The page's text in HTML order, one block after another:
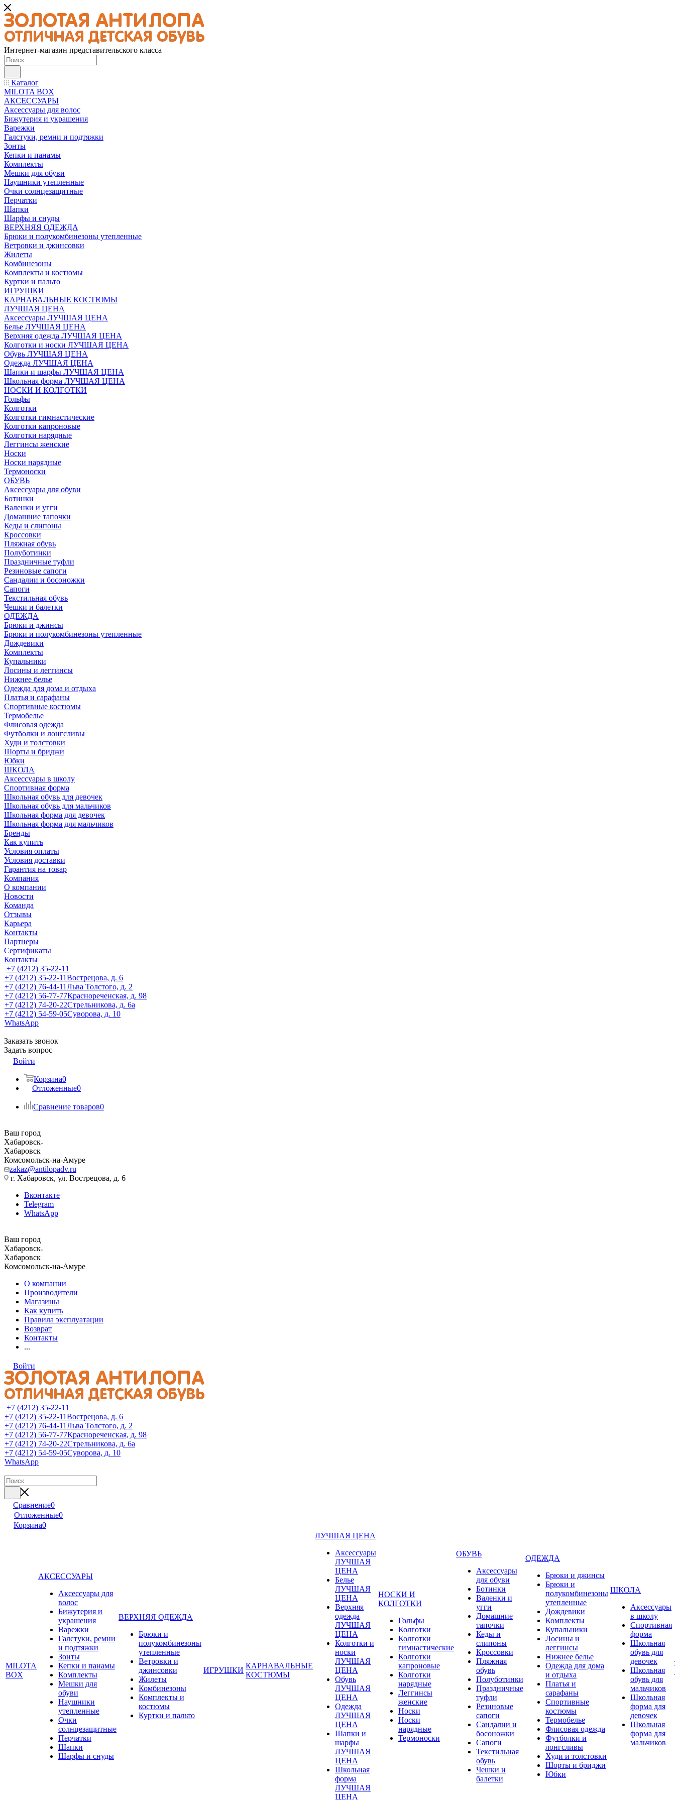
Интернет-магазин представительского класса
Каталог
MILOTA BOX
АКСЕССУАРЫ
Аксессуары для волос
Бижутерия и украшения
Варежки
Галстуки, ремни и подтяжки
Зонты
Кепки и панамы
Комплекты
Мешки для обуви
Наушники утепленные
Очки солнцезащитные
Перчатки
Шапки
Шарфы и снуды
ВЕРХНЯЯ ОДЕЖДА
Брюки и полукомбинезоны утепленные
Ветровки и джинсовки
Жилеты
Комбинезоны
Комплекты и костюмы
Куртки и пальто
ИГРУШКИ
КАРНАВАЛЬНЫЕ КОСТЮМЫ
ЛУЧШАЯ ЦЕНА
Аксессуары ЛУЧШАЯ ЦЕНА
Белье ЛУЧШАЯ ЦЕНА
Верхняя одежда ЛУЧШАЯ ЦЕНА
Колготки и носки ЛУЧШАЯ ЦЕНА
Обувь ЛУЧШАЯ ЦЕНА
Одежда ЛУЧШАЯ ЦЕНА
Шапки и шарфы ЛУЧШАЯ ЦЕНА
Школьная форма ЛУЧШАЯ ЦЕНА
НОСКИ И КОЛГОТКИ
Гольфы
Колготки
Колготки гимнастические
Колготки капроновые
Колготки нарядные
Леггинсы женские
Носки
Носки нарядные
Термоноски
ОБУВЬ
Аксессуары для обуви
Ботинки
Валенки и угги
Домашние тапочки
Кеды и слипоны
Кроссовки
Пляжная обувь
Полуботинки
Праздничные туфли
Резиновые сапоги
Сандалии и босоножки
Сапоги
Текстильная обувь
Чешки и балетки
ОДЕЖДА
Брюки и джинсы
Брюки и полукомбинезоны утепленные
Дождевики
Комплекты
Купальники
Лосины и леггинсы
Нижнее белье
Одежда для дома и отдыха
Платья и сарафаны
Спортивные костюмы
Термобелье
Флисовая одежда
Футболки и лонгсливы
Худи и толстовки
Шорты и бриджи
Юбки
ШКОЛА
Аксессуары в школу
Спортивная форма
Школьная обувь для девочек
Школьная обувь для мальчиков
Школьная форма для девочек
Школьная форма для мальчиков
Бренды
Как купить
Условия оплаты
Условия доставки
Гарантия на товар
Компания
О компании
Новости
Команда
Отзывы
Карьера
Контакты
Партнеры
Сертификаты
Контакты
+7 (4212) 35-22-11
+7 (4212) 35-22-11Вострецова, д. 6
+7 (4212) 76-44-11Льва Толстого, д. 2
+7 (4212) 56-77-77Краснореченская, д. 98
+7 (4212) 74-20-22Стрельникова, д. 6а
+7 (4212) 54-59-05Суворова, д. 10
WhatsApp
Заказать звонок
Задать вопрос
Войти
Корзина0
Отложенные0
Сравнение товаров0
Ваш город
Хабаровск
Хабаровск
Комсомольск-на-Амуре
zakaz@antilopadv.ru
г. Хабаровск, ул. Вострецова, д. 6
Вконтакте
Telegram
WhatsApp
Ваш город
Хабаровск
Хабаровск
Комсомольск-на-Амуре
О компании
Производители
Магазины
Как купить
Правила эксплуатации
Возврат
Контакты
...
Войти
+7 (4212) 35-22-11
+7 (4212) 35-22-11Вострецова, д. 6
+7 (4212) 76-44-11Льва Толстого, д. 2
+7 (4212) 56-77-77Краснореченская, д. 98
+7 (4212) 74-20-22Стрельникова, д. 6а
+7 (4212) 54-59-05Суворова, д. 10
WhatsApp
Сравнение0
Отложенные0
Корзина0
MILOTA
BOX
АКСЕССУАРЫ
Аксессуары для
волос
Бижутерия и
украшения
Варежки
Галстуки, ремни
и подтяжки
Зонты
Кепки и панамы
Комплекты
Мешки для
обуви
Наушники
утепленные
Очки
солнцезащитные
Перчатки
Шапки
Шарфы и снуды
ВЕРХНЯЯ ОДЕЖДА
Брюки и
полукомбинезоны
утепленные
Ветровки и
джинсовки
Жилеты
Комбинезоны
Комплекты и
костюмы
Куртки и пальто
ИГРУШКИ
КАРНАВАЛЬНЫЕ
КОСТЮМЫ
ЛУЧШАЯ ЦЕНА
Аксессуары
ЛУЧШАЯ
ЦЕНА
Белье
ЛУЧШАЯ
ЦЕНА
Верхняя
одежда
ЛУЧШАЯ
ЦЕНА
Колготки и
носки
ЛУЧШАЯ
ЦЕНА
Обувь
ЛУЧШАЯ
ЦЕНА
Одежда
ЛУЧШАЯ
ЦЕНА
Шапки и
шарфы
ЛУЧШАЯ
ЦЕНА
Школьная
форма
ЛУЧШАЯ
ЦЕНА
НОСКИ И
КОЛГОТКИ
Гольфы
Колготки
Колготки
гимнастические
Колготки
капроновые
Колготки
нарядные
Леггинсы
женские
Носки
Носки
нарядные
Термоноски
ОБУВЬ
Аксессуары
для обуви
Ботинки
Валенки и
угги
Домашние
тапочки
Кеды и
слипоны
Кроссовки
Пляжная
обувь
Полуботинки
Праздничные
туфли
Резиновые
сапоги
Сандалии и
босоножки
Сапоги
Текстильная
обувь
Чешки и
балетки
ОДЕЖДА
Брюки и джинсы
Брюки и
полукомбинезоны
утепленные
Дождевики
Комплекты
Купальники
Лосины и
леггинсы
Нижнее белье
Одежда для дома
и отдыха
Платья и
сарафаны
Спортивные
костюмы
Термобелье
Флисовая одежда
Футболки и
лонгсливы
Худи и толстовки
Шорты и бриджи
Юбки
ШКОЛА
Аксессуары
в школу
Спортивная
форма
Школьная
обувь для
девочек
Школьная
обувь для
мальчиков
Школьная
форма для
девочек
Школьная
форма для
мальчиков